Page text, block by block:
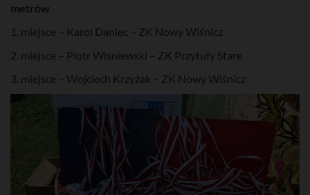
metrów
1. miejsce – Karol Daniec – ZK Nowy Wiśnicz
2. miejsce – Piotr Wiśniewski – ZK Przytuły Stare
3. miejsce – Wojciech Krzyżak – ZK Nowy Wiśnicz